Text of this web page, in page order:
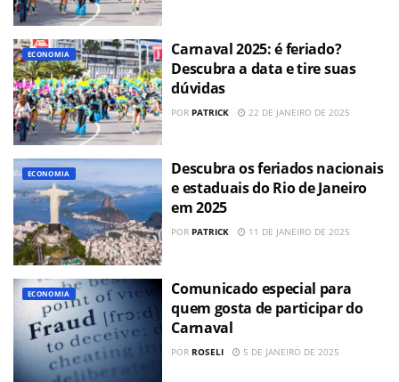
ECONOMIA
Carnaval 2025: é feriado?
Descubra a data e tire suas
dúvidas
POR PATRICK 22 DE JANEIRO DE 2025
ECONOMIA
Descubra os feriados nacionais
e estaduais do Rio de Janeiro
em 2025
POR PATRICK 11 DE JANEIRO DE 2025
ECONOMIA
Comunicado especial para
quem gosta de participar do
Carnaval
POR ROSELI 5 DE JANEIRO DE 2025